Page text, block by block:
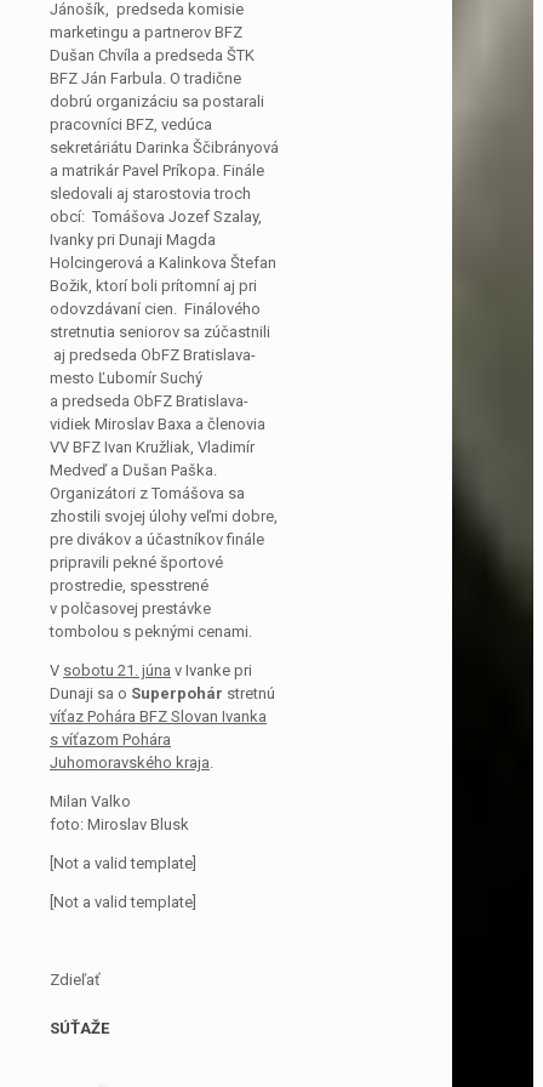
Jánošík, predseda komisie
marketingu a partnerov BFZ
Dušan Chvíla a predseda ŠTK
BFZ Ján Farbula. O tradične
dobrú organizáciu sa postarali
pracovníci BFZ, vedúca
sekretáriátu Darinka Ščibrányová
a matrikár Pavel Príkopa. Finále
sledovali aj starostovia troch
obcí: Tomášova Jozef Szalay,
Ivanky pri Dunaji Magda
Holcingerová a Kalinkova Štefan
Božik, ktorí boli prítomní aj pri
odovzdávaní cien. Finálového
stretnutia seniorov sa zúčastnili
aj predseda ObFZ Bratislava-
mesto Ľubomír Suchý
a predseda ObFZ Bratislava-
vidiek Miroslav Baxa a členovia
VV BFZ Ivan Kružliak, Vladimír
Medveď a Dušan Paška.
Organizátori z Tomášova sa
zhostili svojej úlohy veľmi dobre,
pre divákov a účastníkov finále
pripravili pekné športové
prostredie, spesstrené
v polčasovej prestávke
tombolou s peknými cenami.
V sobotu 21. júna v Ivanke pri
Dunaji sa o Superpohár stretnú
víťaz Pohára BFZ Slovan Ivanka
s víťazom Pohára
Juhomoravského kraja
Milan Valko
foto: Miroslav Blusk
[Not a valid template]
[Not a valid template]
Zdieľať
SÚŤAŽE